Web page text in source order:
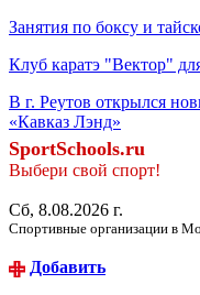
Занятия по боксу и
Клуб каратэ "Вектор"
В г. Реутов открылся
«Кавказ Лэнд»
SportSchools.ru
Выбери свой спорт!
Сб, 8.08.2026 г.
Спортивные организации в
Добавить